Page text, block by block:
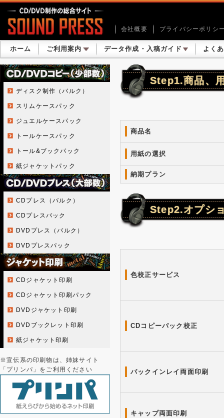
会社概要 プライバシーポリシ
ホーム ご利用案内 データ作成・入稿ガイド よく
ディスク制作（バルク）
スリムケースパック
ジュエルケースパック
トールケースパック
トール&ブックパック
紙ジャケットパック
CDプレス（バルク）
CDプレスパック
DVDプレス（バルク）
DVDプレスパック
CDジャケット印刷
CDジャケット印刷パック
DVDジャケット印刷
DVDブックレット印刷
紙ジャケット印刷
※宣伝系の印刷物は、姉妹サイト
「プリンパ」をご利用ください
Step1.商品、
商品名
用紙の選択
納期プラン
Step2.オプシ
色校正サービス
CDコピーパック校正
バックインレイ両面印刷
キャップ両面印刷